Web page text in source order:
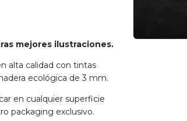
mejores ilustraciones.
alta calidad con tintas
ecológica de 3 mm.
en cualquier superficie
packaging exclusivo.